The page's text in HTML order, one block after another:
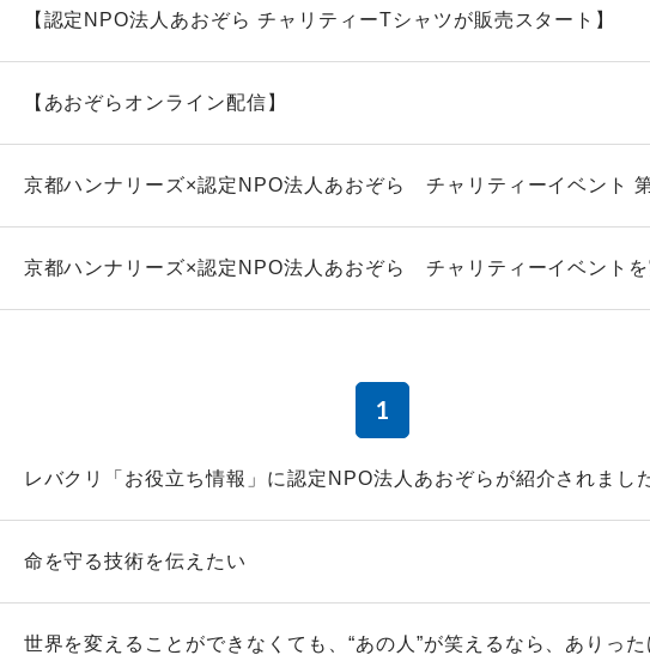
【認定NPO法人あおぞら チャリティーTシャツが販売スタート】
【あおぞらオンライン配信】
京都ハンナリーズ×認定NPO法人あおぞら チャリティーイベント
京都ハンナリーズ×認定NPO法人あおぞら チャリティーイベントを
1
レバクリ「お役立ち情報」に認定NPO法人あおぞらが紹介されまし
命を守る技術を伝えたい
世界を変えることができなくても、“あの人”が笑えるなら、ありった